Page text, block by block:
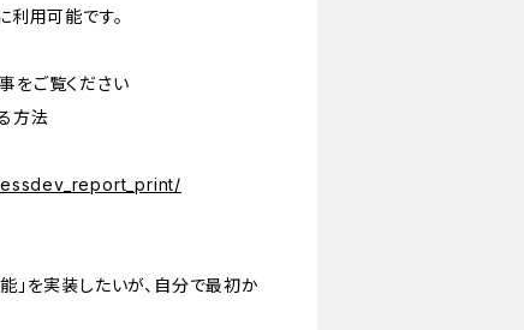
利用可能です。
をご覧ください
方法
」を実装したいが、自分で最初か